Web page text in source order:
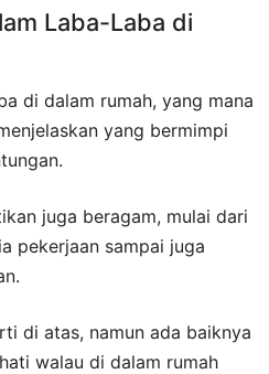
Laba-Laba di
di dalam rumah, yang mana
yang bermimpi
juga beragam, mulai dari
pekerjaan sampai juga
di atas, namun ada baiknya
walau di dalam rumah